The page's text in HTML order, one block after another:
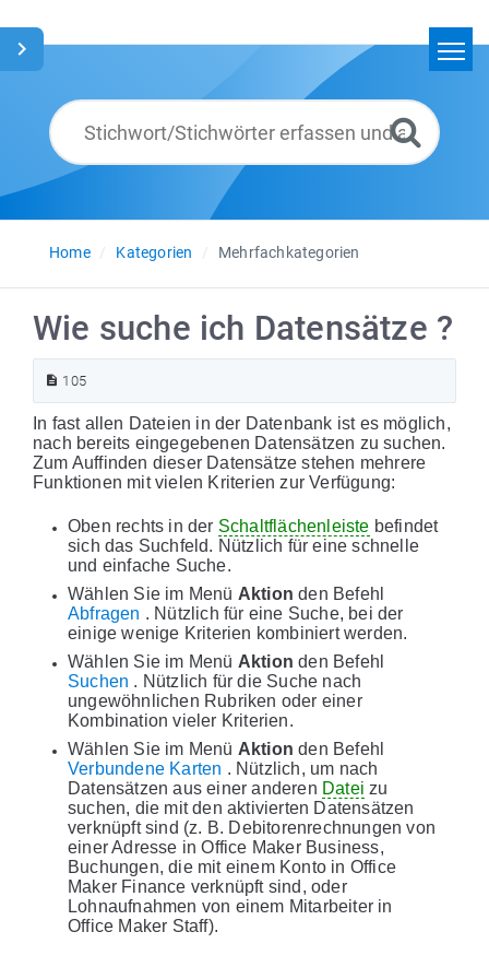
Glossar
Deutsch
Home
Kategorien Mehrfachkategorien
Wie suche ich Datensätze ?
105
In fast allen Dateien in der Datenbank ist es möglich,
nach bereits eingegebenen Datensätzen zu suchen.
Zum Auffinden dieser Datensätze stehen mehrere
Funktionen mit vielen Kriterien zur Verfügung:
Oben rechts in der Schaltflächenleiste befindet
sich das Suchfeld. Nützlich für eine schnelle
und einfache Suche.
Wählen Sie im Menü Aktion den Befehl
Abfragen . Nützlich für eine Suche, bei der
einige wenige Kriterien kombiniert werden.
Wählen Sie im Menü Aktion den Befehl
Suchen . Nützlich für die Suche nach
ungewöhnlichen Rubriken oder einer
Kombination vieler Kriterien.
Wählen Sie im Menü Aktion den Befehl
Verbundene Karten . Nützlich, um nach
Datensätzen aus einer anderen Datei zu
suchen, die mit den aktivierten Datensätzen
verknüpft sind (z. B. Debitorenrechnungen von
einer Adresse in Office Maker Business,
Buchungen, die mit einem Konto in Office
Maker Finance verknüpft sind, oder
Lohnaufnahmen von einem Mitarbeiter in
Office Maker Staff).